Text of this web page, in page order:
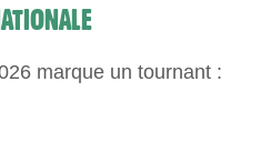
marque un tournant :